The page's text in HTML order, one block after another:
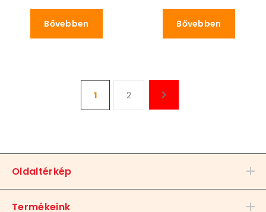
Bővebben Bővebben
1 2
Oldaltérkép
Termékeink